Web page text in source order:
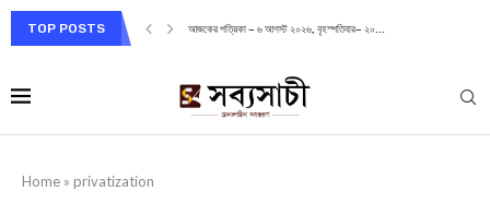
TOP POSTS আজকের পত্রিকা – ৬ আগস্ট ২০২৬, বৃহস্পতিবার– ২০...
Home » privatization